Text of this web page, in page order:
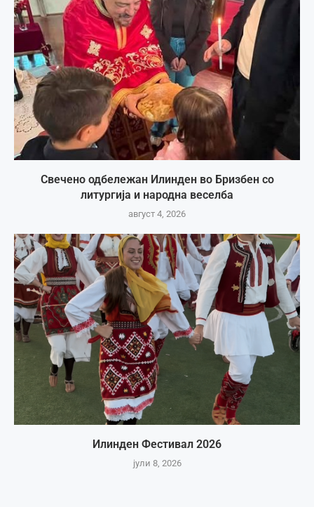
Свечено одбележан Илинден во Бризбен со
литургија и народна веселба
август 4, 2026
Илинден Фестивал 2026
јули 8, 2026